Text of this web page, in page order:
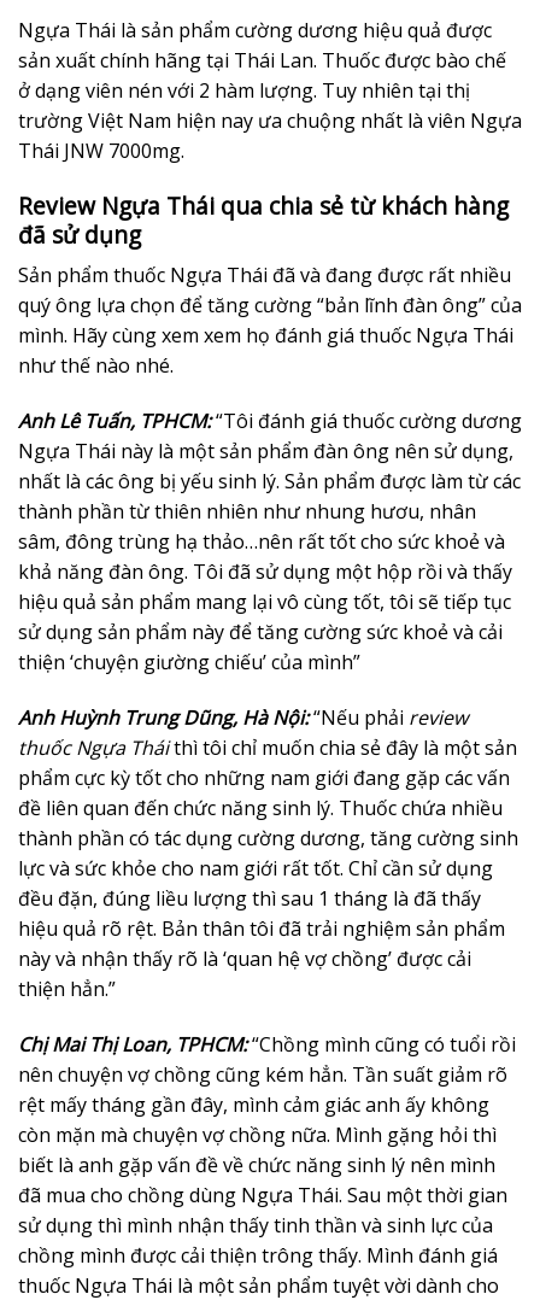
Ngựa Thái là sản phẩm cường dương hiệu quả được
sản xuất chính hãng tại Thái Lan. Thuốc được bào chế
ở dạng viên nén với 2 hàm lượng. Tuy nhiên tại thị
trường Việt Nam hiện nay ưa chuộng nhất là viên Ngựa
Thái JNW 7000mg.
Review Ngựa Thái qua chia sẻ từ khách hàng
đã sử dụng
Sản phẩm thuốc Ngựa Thái đã và đang được rất nhiều
quý ông lựa chọn để tăng cường “bản lĩnh đàn ông” của
mình. Hãy cùng xem xem họ đánh giá thuốc Ngựa Thái
như thế nào nhé.
Anh Lê Tuấn, TPHCM:“Tôi đánh giá thuốc cường dương
Ngựa Thái này là một sản phẩm đàn ông nên sử dụng,
nhất là các ông bị yếu sinh lý. Sản phẩm được làm từ các
thành phần từ thiên nhiên như nhung hươu, nhân
sâm, đông trùng hạ thảo…nên rất tốt cho sức khoẻ và
khả năng đàn ông. Tôi đã sử dụng một hộp rồi và thấy
hiệu quả sản phẩm mang lại vô cùng tốt, tôi sẽ tiếp tục
sử dụng sản phẩm này để tăng cường sức khoẻ và cải
thiện ‘chuyện giường chiếu’ của mình”
Anh Huỳnh Trung Dũng, Hà Nội:“Nếu phải review
thuốc Ngựa Tháithì tôi chỉ muốn chia sẻ đây là một sản
phẩm cực kỳ tốt cho những nam giới đang gặp các vấn
đề liên quan đến chức năng sinh lý. Thuốc chứa nhiều
thành phần có tác dụng cường dương, tăng cường sinh
lực và sức khỏe cho nam giới rất tốt. Chỉ cần sử dụng
đều đặn, đúng liều lượng thì sau 1 tháng là đã thấy
hiệu quả rõ rệt. Bản thân tôi đã trải nghiệm sản phẩm
này và nhận thấy rõ là ‘quan hệ vợ chồng’ được cải
thiện hẳn.”
Chị Mai Thị Loan, TPHCM:“Chồng mình cũng có tuổi rồi
nên chuyện vợ chồng cũng kém hẳn. Tần suất giảm rõ
rệt mấy tháng gần đây, mình cảm giác anh ấy không
còn mặn mà chuyện vợ chồng nữa. Mình gặng hỏi thì
biết là anh gặp vấn đề về chức năng sinh lý nên mình
đã mua cho chồng dùng Ngựa Thái. Sau một thời gian
sử dụng thì mình nhận thấy tinh thần và sinh lực của
chồng mình được cải thiện trông thấy. Mình đánh giá
thuốc Ngựa Thái là một sản phẩm tuyệt vời dành cho